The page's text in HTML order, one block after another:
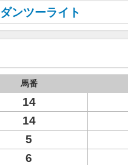
ダンツーライト
馬番
14
14
5
6